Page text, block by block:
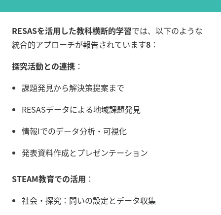
RESASを活用した教科横断的学習では、以下のような
統合的アプローチが報告されています8 ：
探究活動との連携 ：
課題発見から解決策提案まで
RESASデータによる地域課題発見
情報Iでのデータ分析・可視化
発表資料作成とプレゼンテーション
STEAM教育での活用 ：
社会・探究：問いの設定とデータ収集